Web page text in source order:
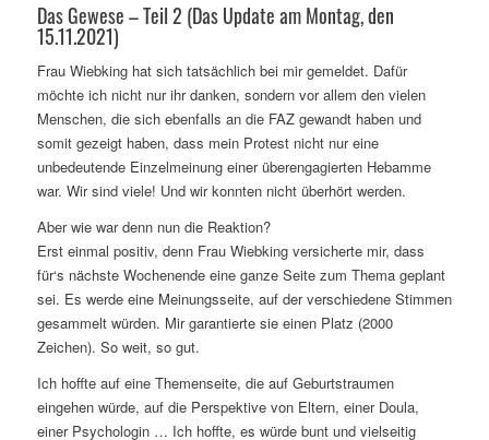
Das Gewese – Teil 2 (Das Update am Montag, den
15.11.2021)
Frau Wiebking hat sich tatsächlich bei mir gemeldet. Dafür
möchte ich nicht nur ihr danken, sondern vor allem den vielen
Menschen, die sich ebenfalls an die FAZ gewandt haben und
somit gezeigt haben, dass mein Protest nicht nur eine
unbedeutende Einzelmeinung einer überengagierten Hebamme
war. Wir sind viele! Und wir konnten nicht überhört werden.
Aber wie war denn nun die Reaktion?
Erst einmal positiv, denn Frau Wiebking versicherte mir, dass
für‘s nächste Wochenende eine ganze Seite zum Thema geplant
sei. Es werde eine Meinungsseite, auf der verschiedene Stimmen
gesammelt würden. Mir garantierte sie einen Platz (2000
Zeichen). So weit, so gut.
Ich hoffte auf eine Themenseite, die auf Geburtstraumen
eingehen würde, auf die Perspektive von Eltern, einer Doula,
einer Psychologin … Ich hoffte, es würde bunt und vielseitig